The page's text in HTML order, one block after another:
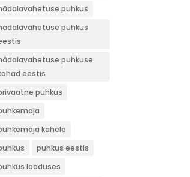
puhkus
puhkus
puhkuse
eestis
puhkus
kahele
puhkus eestis
looduses